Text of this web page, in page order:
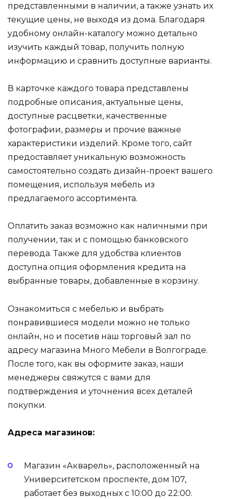
представленными в наличии, а также узнать их
текущие цены, не выходя из дома. Благодаря
удобному онлайн-каталогу можно детально
изучить каждый товар, получить полную
информацию и сравнить доступные варианты.
В карточке каждого товара представлены
подробные описания, актуальные цены,
доступные расцветки, качественные
фотографии, размеры и прочие важные
характеристики изделий. Кроме того, сайт
предоставляет уникальную возможность
самостоятельно создать дизайн-проект вашего
помещения, используя мебель из
предлагаемого ассортимента.
Оплатить заказ возможно как наличными при
получении, так и с помощью банковского
перевода. Также для удобства клиентов
доступна опция оформления кредита на
выбранные товары, добавленные в корзину.
Ознакомиться с мебелью и выбрать
понравившиеся модели можно не только
онлайн, но и посетив наш торговый зал по
адресу магазина Много Мебели в Волгограде.
После того, как вы оформите заказ, наши
менеджеры свяжутся с вами для
подтверждения и уточнения всех деталей
покупки.
Адреса магазинов:
Магазин «Акварель», расположенный на
Университетском проспекте, дом 107,
работает без выходных с 10:00 до 22:00.